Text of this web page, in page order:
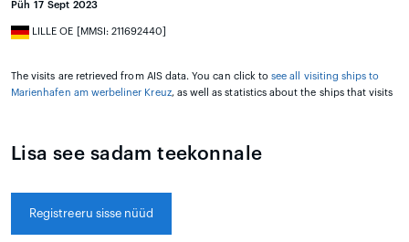
Püh 17 Sept 2023
LILLE OE [MMSI: 211692440]
The visits are retrieved from AIS data. You can click tosee all visiting ships to
Marienhafen am werbeliner Kreuz, as well as statistics about the ships that visits
Lisa see sadam teekonnale
Registreeru sisse nüüd